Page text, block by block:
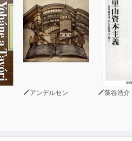
アンデルセン 藻谷浩介